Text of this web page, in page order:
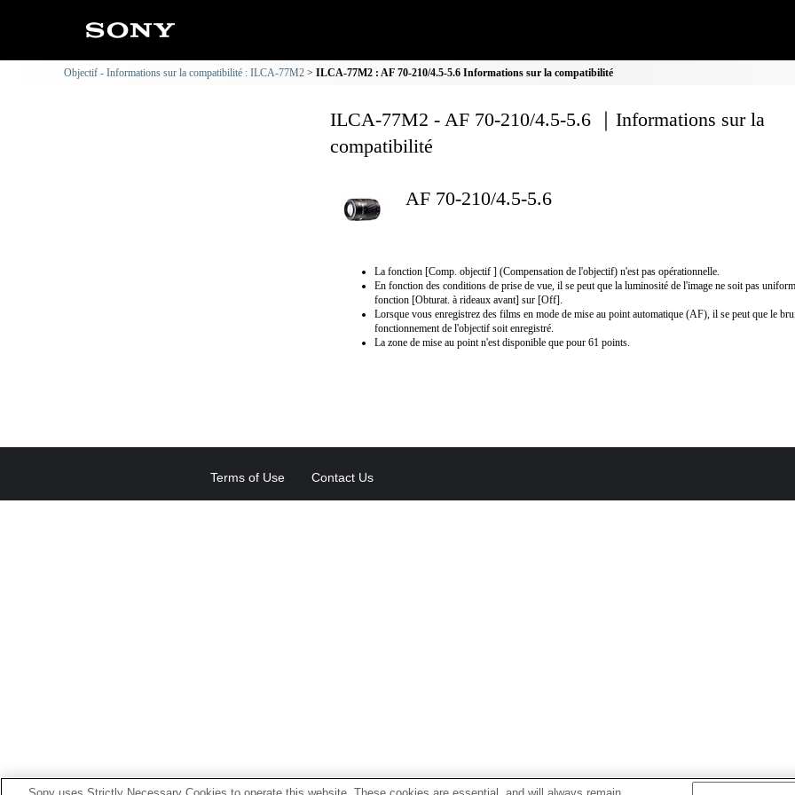
Objectif - Informations sur la compatibilité : ILCA-77M2 ILCA-77M2 : AF 70-210/4.5-5.6 Informations sur la compatibilité
ILCA-77M2 - AF 70-210/4.5-5.6 ｜Informations sur la
compatibilité
AF 70-210/4.5-5.6
La fonction [Comp. objectif ] (Compensation de l'objectif) n'est pas opérationnelle.
En fonction des conditions de prise de vue, il se peut que la luminosité de l'image ne soit pas
fonction [Obturat. à rideaux avant] sur [Off].
Lorsque vous enregistrez des films en mode de mise au point automatique (AF), il se peut que le
fonctionnement de l'objectif soit enregistré.
La zone de mise au point n'est disponible que pour 61 points.
Terms of Use Contact Us